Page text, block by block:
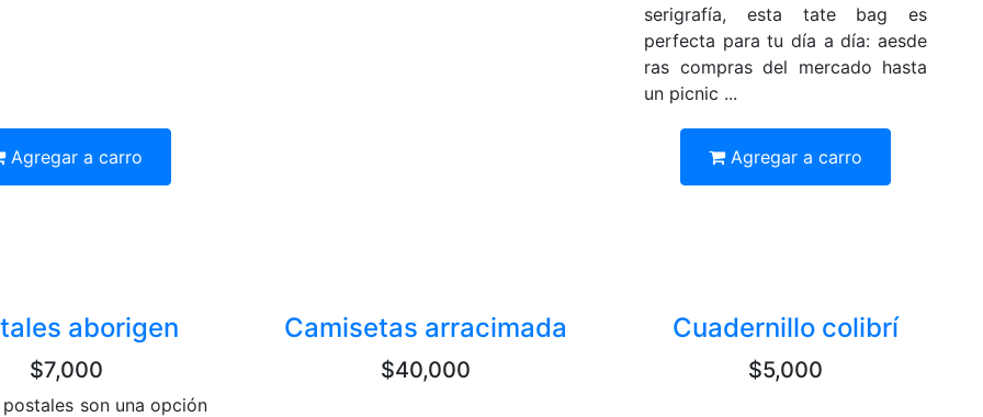
Agregar a carro
serigrafía, esta tate bag es
perfecta para tu día a día: aesde
ras compras del mercado hasta
un picnic ...
Agregar a carro
aborigen
$7,000
son una opción
Camisetas arracimada
$40,000
Cuadernillo colibrí
$5,000